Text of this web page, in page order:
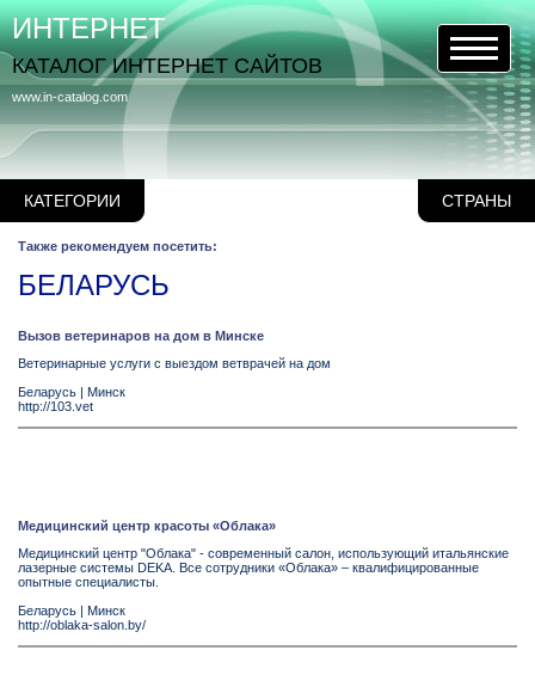
КАТЕГОРИИ СТРАНЫ
www.in-catalog.com
ИНТЕРНЕТ
КАТАЛОГ ИНТЕРНЕТ САЙТОВ
Также рекомендуем посетить:
БЕЛАРУСЬ
Вызов ветеринаров на дом в Минске
Ветеринарные услуги с выездом ветврачей на дом
Беларусь | Минск
http://103.vet
Медицинский центр красоты «Облака»
Медицинский центр "Облака" - современный салон, использующий итальянские
лазерные системы DEKA. Все сотрудники «Облака» – квалифицированные
опытные специалисты.
Беларусь | Минск
http://oblaka-salon.by/